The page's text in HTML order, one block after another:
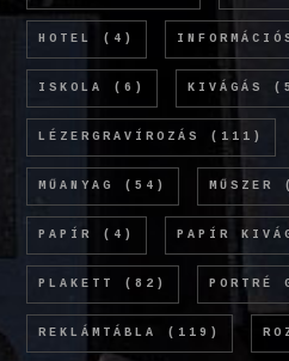
HOTEL (4)
ISKOLA (6) KIVÁGÁS
LÉZERGRAVÍROZÁS (111)
MŰANYAG (54) MŰSZER
PAPÍR (4) PAPÍR
PLAKETT (82) PORTRÉ
REKLÁMTÁBLA (119)